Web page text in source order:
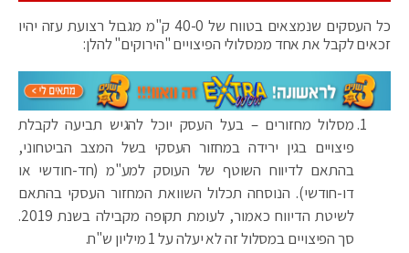
כל העסקים שנמצאים בטווח של 40-0 ק"מ מגבול רצועת עזה יהיו
זכאים לקבל את אחד ממסלולי הפיצויים "הירוקים" להלן:
מסלול מחזורים – בעל העסק יוכל להגיש תביעה לקבלת
פיצויים בגין ירידה במחזור העסקי בשל המצב הביטחוני,
בהתאם לדיווח השוטף של העוסק למע"מ (חד-חודשי או
דו-חודשי). הנוסחה תכלול השוואת המחזור העסקי בהתאם
לשיטת הדיווח כאמור, לעומת תקופה מקבילה בשנת 2019.
סך הפיצויים במסלול זה לא יעלה על 1 מיליון ש"ח.